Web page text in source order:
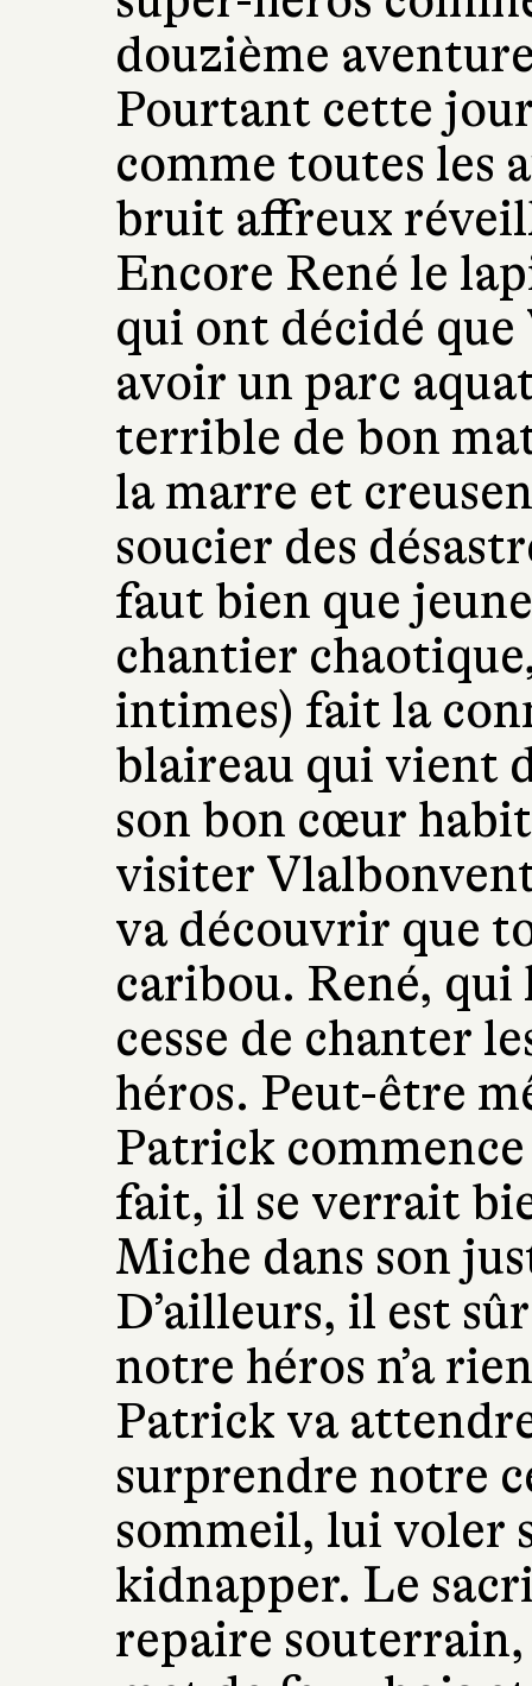
douzième
Pourtant cette
comme toutes les
bruit affreux
Encore René le
qui ont décidé
avoir un parc
terrible de bon
la marre et
soucier des
faut bien que
chantier
intimes) fait la
blaireau qui vient
son bon cœur
visiter
va découvrir que
caribou. René, qui
cesse de chanter
héros. Peut-être
Patrick
fait, il se verrait
Miche dans son
D’ailleurs, il est
notre héros n’a
Patrick va
surprendre notre
sommeil, lui voler
kidnapper. Le
repaire